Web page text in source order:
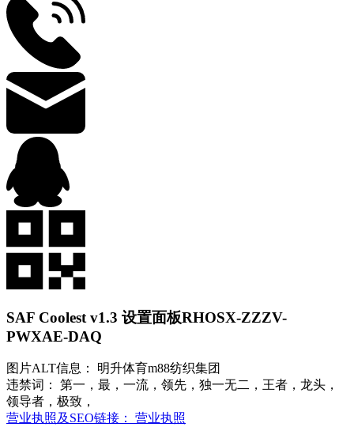
SAF Coolest v1.3 设置面板RHOSX-ZZZV-
PWXAE-DAQ
图片ALT信息： 明升体育m88纺织集团
违禁词： 第一，最，一流，领先，独一无二，王者，龙头，
领导者，极致，
营业执照及SEO链接： 营业执照